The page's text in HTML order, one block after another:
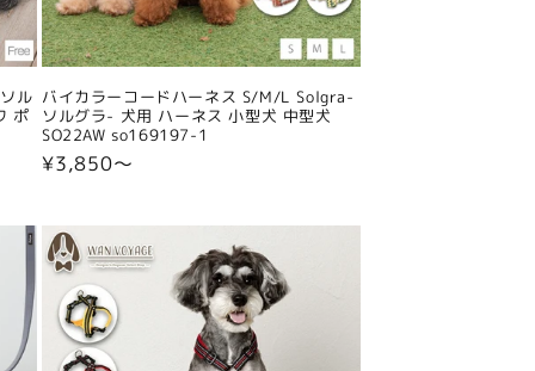
ル
ポ
バイカラーコードハーネス S/M/L Solgra-
ソルグラ- 犬用 ハーネス 小型犬 中型犬
SO22AW so169197-1
通
格
¥3,850〜